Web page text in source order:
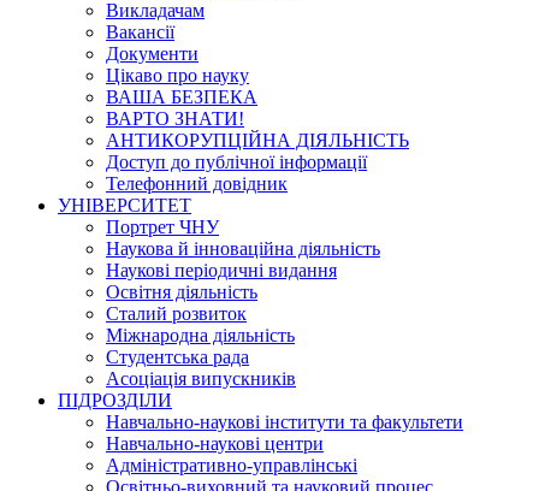
Викладачам
Вакансії
Документи
Цікаво про науку
ВАША БЕЗПЕКА
ВАРТО ЗНАТИ!
АНТИКОРУПЦІЙНА ДІЯЛЬНІСТЬ
Доступ до публічної інформації
Телефонний довідник
УНІВЕРСИТЕТ
Портрет ЧНУ
Наукова й інноваційна діяльність
Наукові періодичні видання
Освітня діяльність
Сталий розвиток
Міжнародна діяльність
Студентська рада
Асоціація випускників
ПІДРОЗДІЛИ
Навчально-наукові інститути та факультети
Навчально-наукові центри
Адміністративно-управлінські
Освітньо-виховний та науковий процес